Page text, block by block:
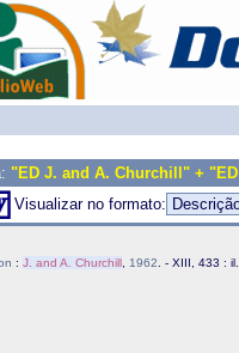
"ED J. and A. Churchill" +
Visualizar no formato:
: J. and A. Churchill 1962 . - XIII, 433 :